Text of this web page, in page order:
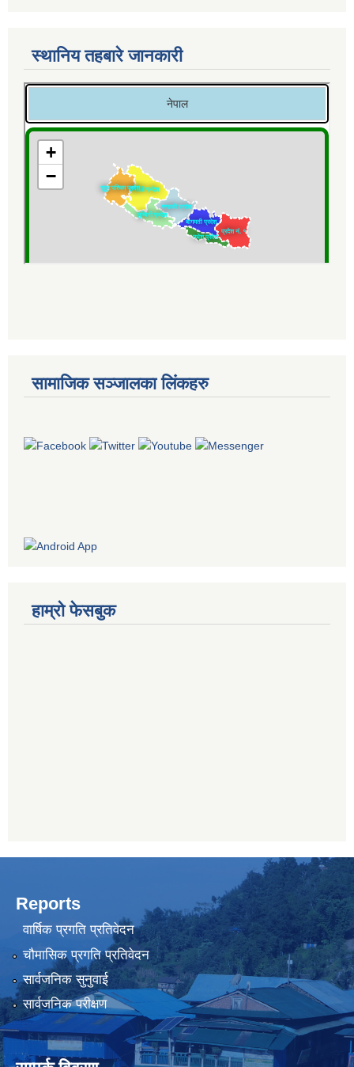
स्थानिय तहबारे जानकारी
सामाजिक सञ्जालका लिंकहरु
हाम्रो फेसबुक
Reports
वार्षिक प्रगति प्रतिवेदन
चौमासिक प्रगति प्रतिवेदन
सार्वजनिक सुनुवाई
सार्वजनिक परीक्षण